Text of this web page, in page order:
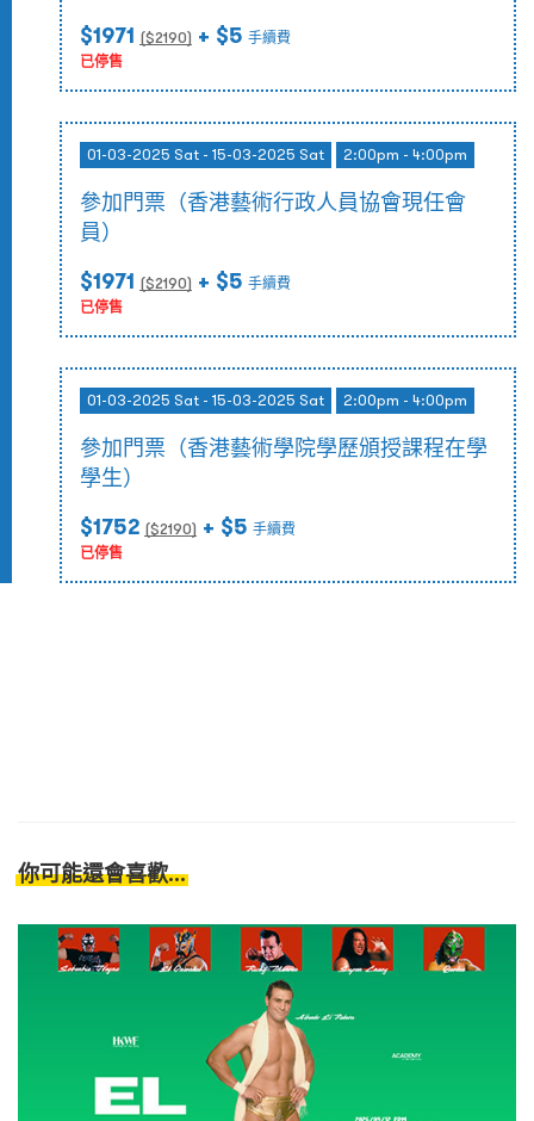
$1971 ($2190) + $5 手續費
已停售
01-03-2025 Sat - 15-03-2025 Sat 2:00pm - 4:00pm
參加門票（香港藝術行政人員協會現任會
員）
$1971 ($2190) + $5 手續費
已停售
01-03-2025 Sat - 15-03-2025 Sat 2:00pm - 4:00pm
參加門票（香港藝術學院學歷頒授課程在學
學生）
$1752 ($2190) + $5 手續費
已停售
你可能還會喜歡...